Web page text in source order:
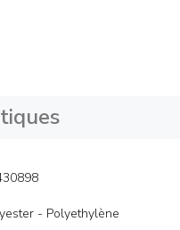
- Polyethylène